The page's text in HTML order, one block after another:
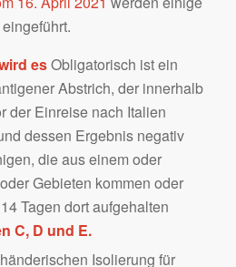
esObligatorisch ist ein
Abstrich, der innerhalb
der Einreise nach Italien
dessen Ergebnis negativ
die aus einem oder
Gebieten kommen oder
Tagen dort aufgehalten
C, D und E.
Isolierung für